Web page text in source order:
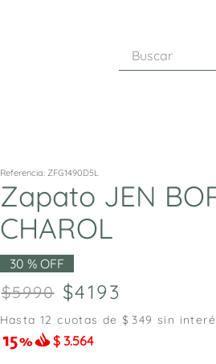
Referencia: ZFG1490D5L
Zapato JEN
CHAROL
30 % OFF
5990 4193
Hasta 12 cuotas de $ 349 sin
$ 3.564